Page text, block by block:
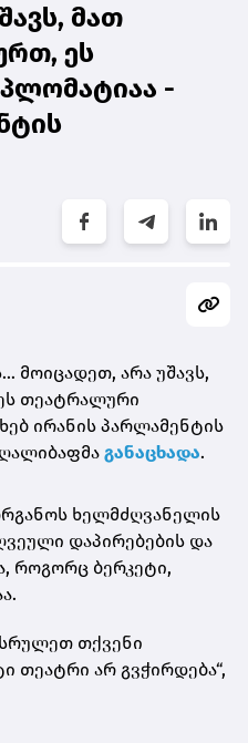
მათ
ეს
-
მოიცადეთ, არა უშავს,
თეატრალური
ირანის პარლამენტის
განაცხადა.
ხელმძღვანელის
დაპირებების და
როგორც ბერკეტი,
თქვენი
თეატრი არ გვჭირდება“,